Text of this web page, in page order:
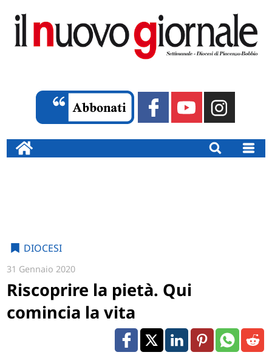
DIOCESI
31 Gennaio 2020
Riscoprire la pietà. Qui
comincia la vita